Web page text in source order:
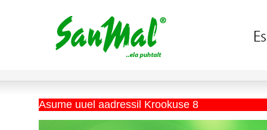
Asume uuel aadressil Krookuse 8